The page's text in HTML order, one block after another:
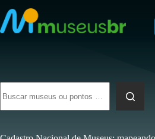
para
o
conteúdo
resultados